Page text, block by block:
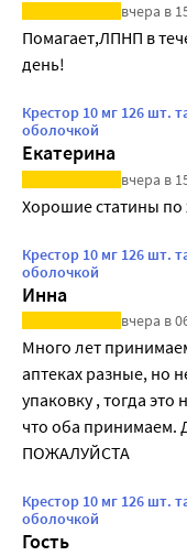
вчера в
Помагает,ЛПНП в
день!
Крестор 10 мг 126 шт.
оболочкой
Екатерина
вчера в
Хорошие статины
Крестор 10 мг 126 шт.
оболочкой
Инна
вчера в
Много лет
аптеках разные, но
упаковку , тогда
что оба
ПОЖАЛУЙСТА
Крестор 10 мг 126 шт.
оболочкой
Гость